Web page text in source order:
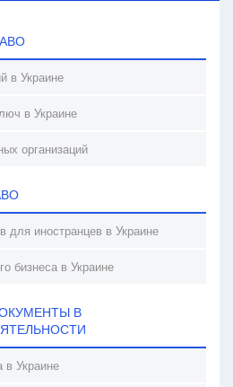
в Украине
в Украине
организаций
иностранцев в Украине
бизнеса в Украине
В
в Украине